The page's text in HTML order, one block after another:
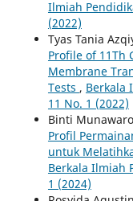
Ilmiah
(2022)
Tyas Tania
Profile of 11Th
Membrane
Tests , Berkala
11 No. 1 (2022)
Binti
Profil
untuk
Berkala Ilmiah
1 (2024)